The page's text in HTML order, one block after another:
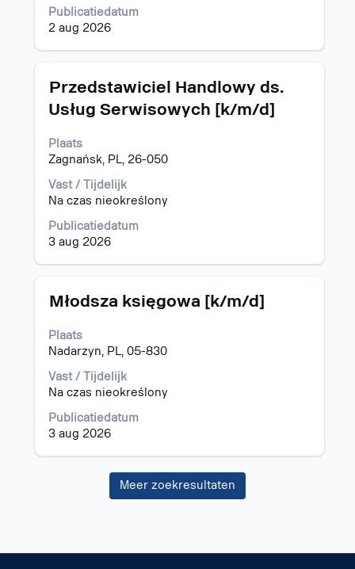
Publicatiedatum
2 aug 2026
de
functiegegevens
weer
geven.
Titel
Przedstawiciel Handlowy ds.
Usług Serwisowych [k/m/d]
Plaats
Zagnańsk, PL, 26-050
Vast / Tijdelijk
Na czas nieokreślony
Publicatiedatum
3 aug 2026
Selecteer
spatiebalk
de
volledige
inhoud
van
functiegegevens
weer
Titel
Młodsza księgowa [k/m/d]
Plaats
Nadarzyn, PL, 05-830
Vast / Tijdelijk
Na czas nieokreślony
Publicatiedatum
3 aug 2026
Selecteer
spatiebalk
om
volledige
inhoud
de
functiegegevens
weer
Meer zoekresultaten